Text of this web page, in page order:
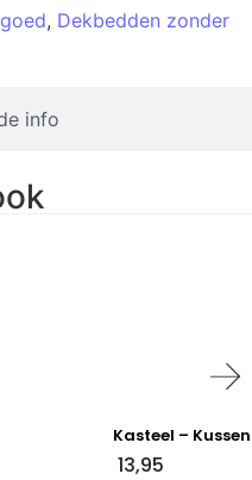
info
, Dekbedden zonder
Kasteel –
13,95